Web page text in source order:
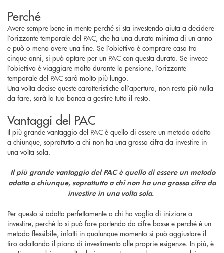
Perché
Avere sempre bene in mente perché si sta investendo aiuta a decidere
l’orizzonte temporale del PAC, che ha una durata minima di un anno
e può o meno avere una fine. Se l’obiettivo è comprare casa tra
cinque anni, si può optare per un PAC con questa durata. Se invece
l’obiettivo è viaggiare molto durante la pensione, l’orizzonte
temporale del PAC sarà molto più lungo.
Una volta decise queste caratteristiche all’apertura, non resta più nulla
da fare, sarà la tua banca a gestire tutto il resto.
Vantaggi del PAC
Il più grande vantaggio del PAC è quello di essere un metodo adatto
a chiunque, soprattutto a chi non ha una grossa cifra da investire in
una volta sola.
Il più grande vantaggio del PAC è quello di essere un metodo
adatto a chiunque, soprattutto a chi non ha una grossa cifra da
investire in una volta sola.
Per questo si adatta perfettamente a chi ha voglia di iniziare a
investire, perché lo si può fare partendo da cifre basse e perché è un
metodo flessibile, infatti in qualunque momento si può aggiustare il
tiro adattando il piano di investimento alle proprie esigenze. In più, è